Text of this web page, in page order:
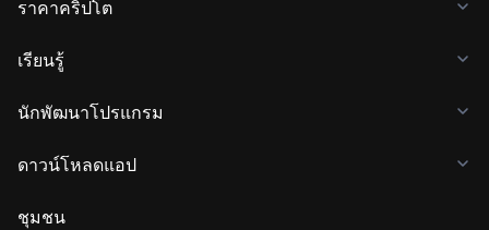
ราคาคริปโต
เรียนรู้
นักพัฒนาโปรแกรม
ดาวน์โหลดแอป
ชุมชน